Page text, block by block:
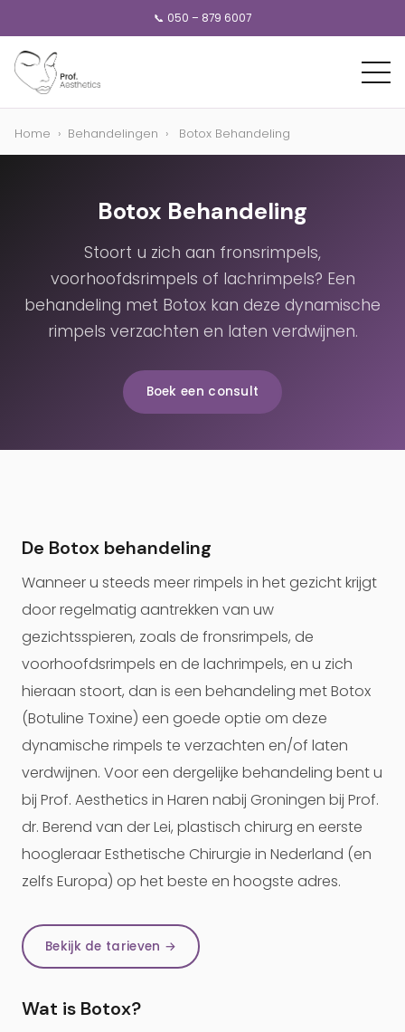
📞 050 – 879 6007
Home › Behandelingen › Botox Behandeling
Botox Behandeling
Stoort u zich aan fronsrimpels,
voorhoofdsrimpels of lachrimpels? Een
behandeling met Botox kan deze dynamische
rimpels verzachten en laten verdwijnen.
Boek een consult
De Botox behandeling
Wanneer u steeds meer rimpels in het gezicht krijgt
door regelmatig aantrekken van uw
gezichtsspieren, zoals de fronsrimpels, de
voorhoofdsrimpels en de lachrimpels, en u zich
hieraan stoort, dan is een behandeling met Botox
(Botuline Toxine) een goede optie om deze
dynamische rimpels te verzachten en/of laten
verdwijnen. Voor een dergelijke behandeling bent u
bij Prof. Aesthetics in Haren nabij Groningen bij Prof.
dr. Berend van der Lei, plastisch chirurg en eerste
hoogleraar Esthetische Chirurgie in Nederland (en
zelfs Europa) op het beste en hoogste adres.
Bekijk de tarieven →
Wat is Botox?